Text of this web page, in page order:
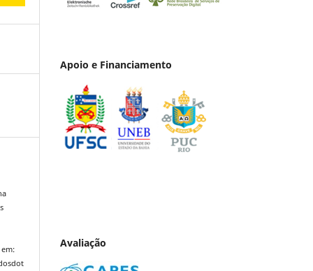
em:
Apoio e Financiamento
Avaliação